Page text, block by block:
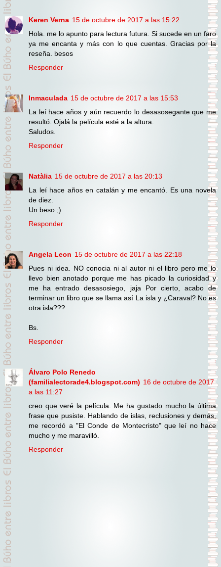
Keren Verna 15 de octubre de 2017 a las 15:22
Hola. me lo apunto para lectura futura. Si sucede en un faro
ya me encanta y más con lo que cuentas. Gracias por la
reseña. besos
Responder
Inmaculada 15 de octubre de 2017 a las 15:53
La leí hace años y aún recuerdo lo desasosegante que me
resultó. Ojalá la película esté a la altura.
Saludos.
Responder
Natàlia 15 de octubre de 2017 a las 20:13
La leí hace años en catalán y me encantó. Es una novela
de diez.
Un beso ;)
Responder
Angela Leon 15 de octubre de 2017 a las 22:18
Pues ni idea. NO conocia ni al autor ni el libro pero me lo
llevo bien anotado porque me has picado la curiosidad y
me ha entrado desasosiego, jaja Por cierto, acabo de
terminar un libro que se llama así La isla y ¿Caraval? No es
otra isla???
Bs.
Responder
Álvaro Polo Renedo
(familialectorade4.blogspot.com) 16 de octubre de 2017
a las 11:27
creo que veré la película. Me ha gustado mucho la última
frase que pusiste. Hablando de islas, reclusiones y demás,
me recordó a "El Conde de Montecristo" que leí no hace
mucho y me maravilló.
Responder